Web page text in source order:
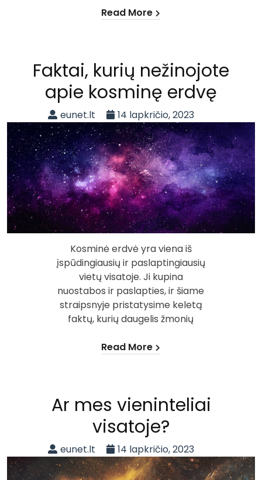
Read More
Faktai, kurių nežinojote
apie kosminę erdvę
eunet.lt 14 lapkričio, 2023
Kosminė erdvė yra viena iš
įspūdingiausių ir paslaptingiausių
vietų visatoje. Ji kupina
nuostabos ir paslapties, ir šiame
straipsnyje pristatysime keletą
faktų, kurių daugelis žmonių
Read More
Ar mes vieninteliai
visatoje?
eunet.lt 14 lapkričio, 2023